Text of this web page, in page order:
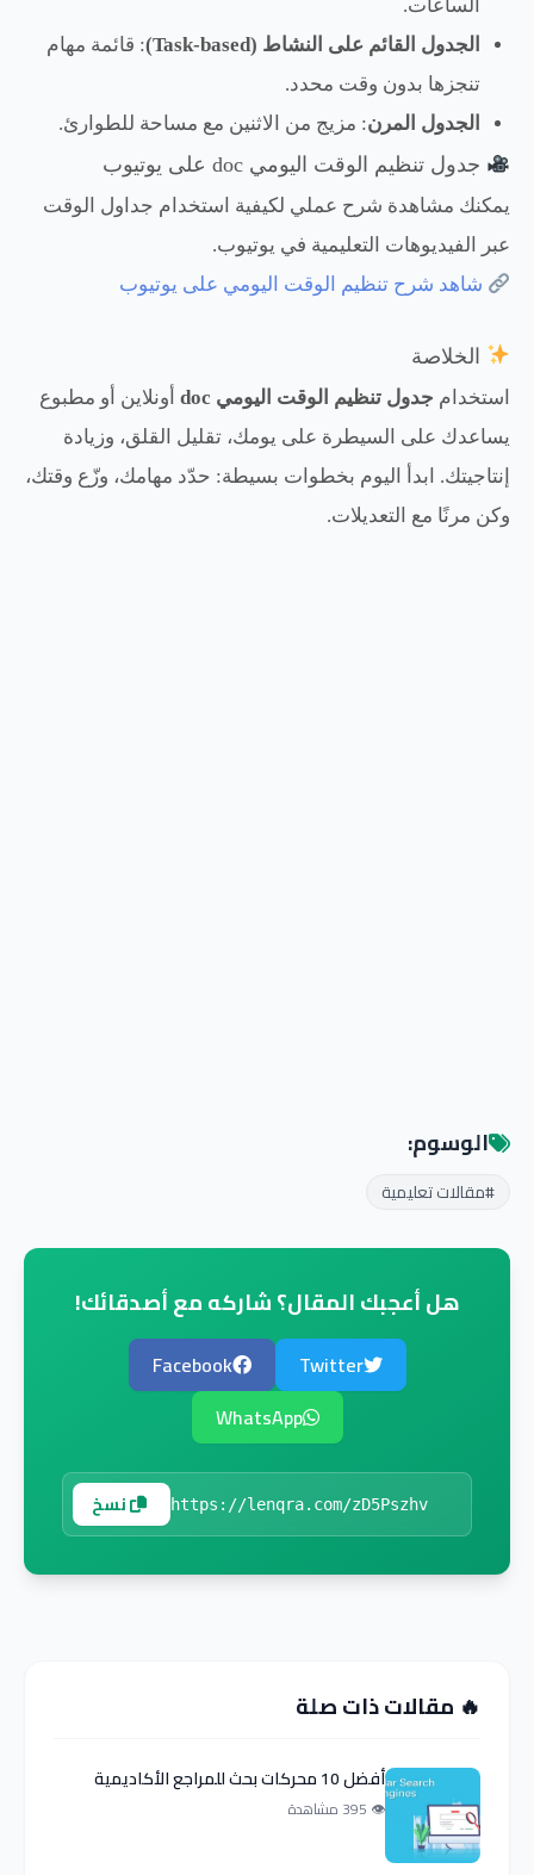
الساعات.
الجدول القائم على النشاط (Task-based)
: قائمة مهام
تنجزها بدون وقت محدد.
الجدول المرن: مزيج من الاثنين مع مساحة للطوارئ.
جدول تنظيم الوقت اليومي doc على يوتيوب
يمكنك مشاهدة شرح عملي لكيفية استخدام جداول الوقت
عبر الفيديوهات التعليمية في يوتيوب.
شاهد شرح تنظيم الوقت اليومي على يوتيوب
الخلاصة
استخدام جدول تنظيم الوقت اليومي doc
أونلاين أو مطبوع
يساعدك على السيطرة على يومك، تقليل القلق، وزيادة
إنتاجيتك. ابدأ اليوم بخطوات بسيطة: حدّد مهامك، وزّع وقتك،
وكن مرنًا مع التعديلات.
الوسوم:
#مقالات تعليمية
هل أعجبك المقال؟ شاركه مع أصدقائك!
Twitter
Facebook
WhatsApp
نسخ
🔥 مقالات ذات صلة
أفضل 10 محركات بحث للمراجع الأكاديمية
👁 395 مشاهدة